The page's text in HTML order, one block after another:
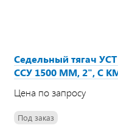
Седельный тягач
ССУ 1500 ММ, 2", С
Цена по запросу
Под заказ